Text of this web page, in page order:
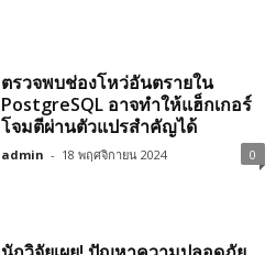
ตรวจพบช่องโหว่อันตรายใน
PostgreSQL อาจทำให้แฮ็กเกอร์
โจมตีผ่านตัวแปรสำคัญได้
admin - 18 พฤศจิกายน 2024 0